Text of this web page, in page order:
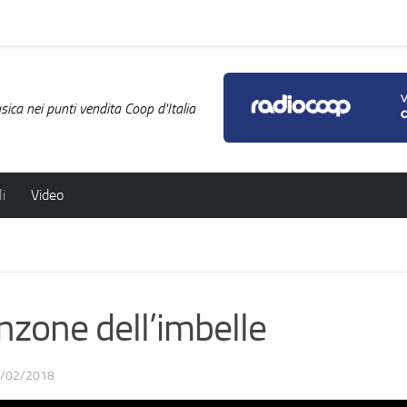
nei punti vendita Coop d'Italia
Video
dell’imbelle
02/2018